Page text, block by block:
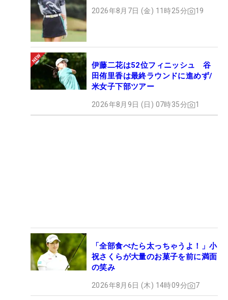
2026年8月7日 (金) 11時25分 19
伊藤二花は52位フィニッシュ 谷
田侑里香は最終ラウンドに進めず/
米女子下部ツアー
2026年8月9日 (日) 07時35分 1
「全部食べたら太っちゃうよ！」小
祝さくらが大量のお菓子を前に満面
の笑み
2026年8月6日 (木) 14時09分 7